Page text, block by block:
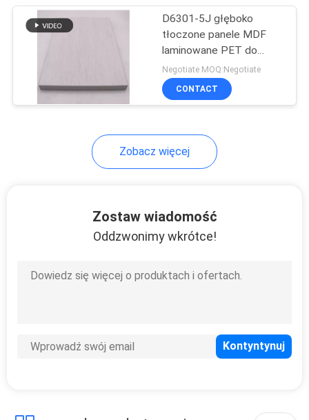
Płyty MDF z drewna
ziarnistego
Płyta MDF
D6301-5J głęboko
tłoczone panele MDF
laminowane PET do
szafy
Negotiate MOQ:Negotiate
CONTACT
Zobacz więcej
Zostaw wiadomość
Oddzwonimy wkrótce!